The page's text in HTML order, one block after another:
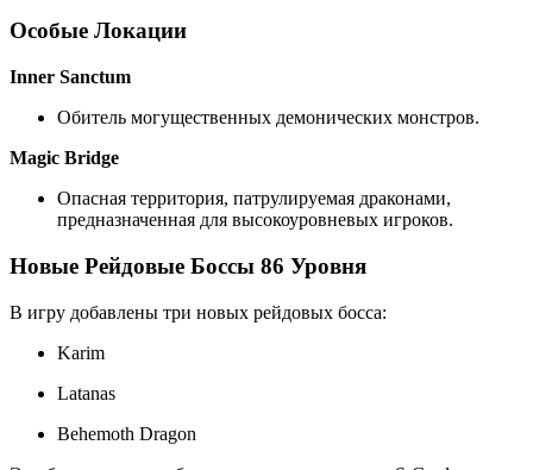
Особые Локации
Inner Sanctum
Обитель могущественных демонических монстров.
Magic Bridge
Опасная территория, патрулируемая драконами,
предназначенная для высокоуровневых игроков.
Новые Рейдовые Боссы 86 Уровня
В игру добавлены три новых рейдовых босса:
Karim
Latanas
Behemoth Dragon